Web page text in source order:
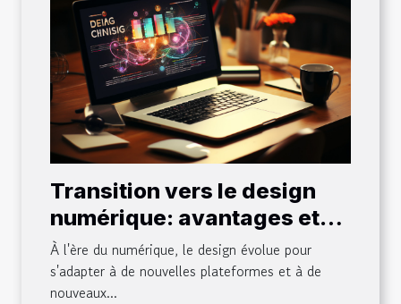
Transition vers le design
numérique: avantages et
défis
À l'ère du numérique, le design évolue pour
s'adapter à de nouvelles plateformes et à de
nouveaux...